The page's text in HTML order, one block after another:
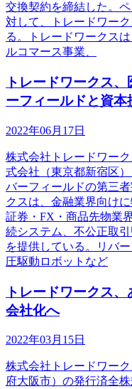
交換契約を締結した。
対して、トレードワー
る。トレードワークス
ルコマース事業、
トレードワークス
ーフィールドと資本
2022年06月17日
株式会社トレードワー
式会社（東京都新宿区
バーフィールドの第三
クスは、金融業界向け
証券・FX・商品先物業
続システム、不公正取
を提供している。リバ
圧駆動ロボットなど
トレードワークス
会社化へ
2022年03月15日
株式会社トレードワー
府大阪市）の発行済全